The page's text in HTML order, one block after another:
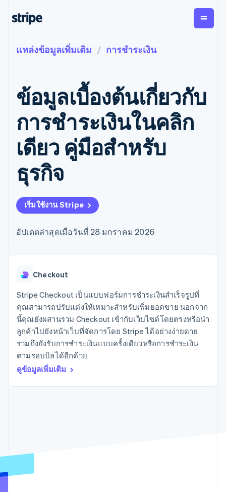
การชำระเงิน
การชำระเงิน
ออนไลน์
Payment links
การชำระเงิน
แบบไม่ต้อง
เขียนโค้ด
Checkout
UI การชำระ
เงินสำเร็จรูป
Elements
องค์ประกอบ UI
วิธีการชำระ
เงิน
มากกว่า 125
Authorization
ยกระดับการ
ชำระเงิน
Link
รวดเร็วขึ้น
รายรับ
รายรับตาม
แบบแผนล่วง
หน้า
Metronome
การเรียกเก็บ
ใช้งาน
การชำระเงิน
ตามรอบบิล
ตามแบบแผน
ล่วงหน้า
Tax
ขายและ VAT
ทำบัญชี
Sigma
รายงานที่
ออกแบบเอง
Data
Pipeline
การซิงค์
การ
Global
เบิกจ่าย
ให้กับ
บุคคลที่
สาม
Atlas
Climate
ตามขั้น
ธุรกิจสตาร์ทอัพ
ตามกรณีใช้งาน
การค้าแบบใช้เอเจนต์
อีคอมเมิร์ซ
บริการทางการเงินที่ผสาน
ธุรกิจทั่วโลก
การชำระเงินในแอป
มาร์เก็ตเพลส
การจัดการเงิน
แพลตฟอร์ม
บริษัท AI
แวดวงครีเอเตอร์
เกม
การบริการ การเดินทาง
และสันทนาการ
ประกันภัย
สื่อและความบันเทิง
องค์กรไม่แสวงผลกำไร
ภาครัฐ
เอกสารประกอบ
ข้อมูลอ้างอิงเกี่ยวกับ API
ไลบรารีและ SDK
Stripe Apps
คู่มือ
รับการชำระเงินออนไลน์
มาร์เก็ตเพลส
จัดการการชำระเงินตาม
รอบบิล
เสนอการเรียกเก็บเงินตาม
การใช้งาน
แหล่งข้อมูล
การเชื่อมต่อการทำงาน
แอป
ตัวอย่างโค้ด
บล็อกของนักพัฒนา
สถานะ API
เรียนรู้
เรื่องราวจากลูกค้า
คู่มือ
การสนับสนุน
รับการสนับสนุน
แพ็กเกจการสนับสนุนที่ได้
การติดต่อ
ติดต่อฝ่ายขาย
สมัครเป็นพาร์ทเนอร์
แหล่งข้อมูลเพิ่มเติม การชำระเงิน
ข้อมูลเบื้องต้นเกี่ยวกับ
การชำระเงินในคลิก
เดียว คู่มือสำหรับ
ธุรกิจ
เริ่มใช้งาน Stripe
อัปเดตล่าสุดเมื่อวันที่ 28 มกราคม 2026
Checkout
Stripe Checkout เป็นแบบฟอร์มการชำระเงินสำเร็จรูปที่
คุณสามารถปรับแต่งให้เหมาะสำหรับเพิ่มยอดขาย นอกจาก
นี้คุณยังผสานรวม Checkout เข้ากับเว็บไซต์โดยตรงหรือนำ
ลูกค้าไปยังหน้าเว็บที่จัดการโดย Stripe ได้อย่างง่ายดาย
รวมถึงยังรับการชำระเงินแบบครั้งเดียวหรือการชำระเงิน
ตามรอบบิลได้อีกด้วย
ดูข้อมูลเพิ่มเติม